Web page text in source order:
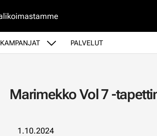
KAMPANJAT PALVELUT
Marimekko Vol 7 -
1.10.2024